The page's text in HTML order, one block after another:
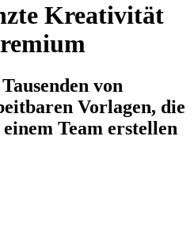
Kreativität
von
Vorlagen, die
Team erstellen